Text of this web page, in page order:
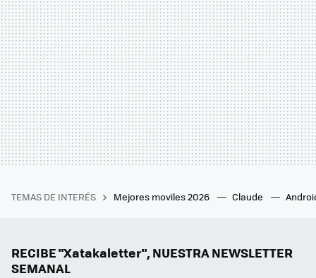
TEMAS DE INTERÉS Mejores moviles 2026 Claude
RECIBE "Xatakaletter", NUESTRA NEWSLETTER
SEMANAL